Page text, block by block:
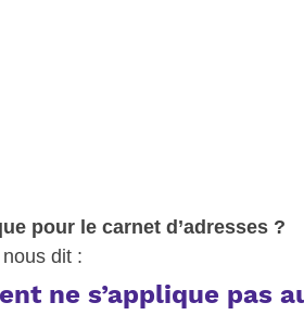
pour le carnet d’adresses ?
nous dit :
ne s’applique pas